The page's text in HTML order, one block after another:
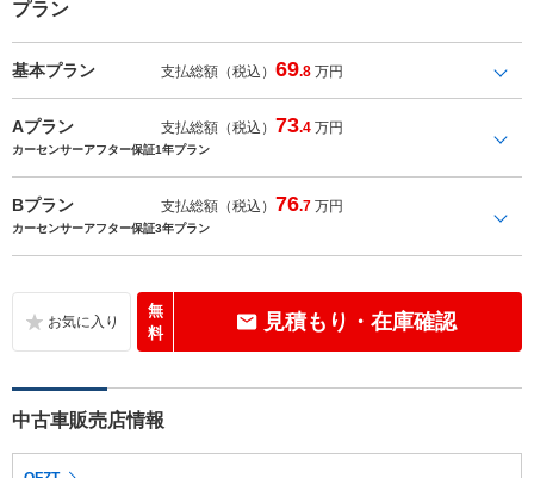
プラン
基本プラン 支払総額（税込）69.8 万円
Aプラン 支払総額（税込） 73.4 万円
カーセンサーアフター保証1年プラン
Bプラン 支払総額（税込） 76.7 万円
カーセンサーアフター保証3年プラン
無
料
見積もり・在庫確認
中古車販売店情報